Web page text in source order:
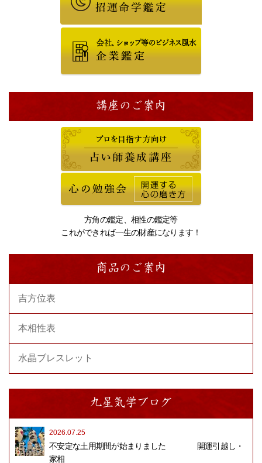
講座のご案内
方角の鑑定、相性の鑑定等
これができれば一生の財産になります！
商品のご案内
吉方位表
本相性表
水晶ブレスレット
九星気学ブログ
2026.07.25
不安定な土用期間が始まりました 開運引越し・
家相